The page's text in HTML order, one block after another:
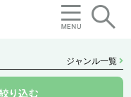
ジャンル一覧